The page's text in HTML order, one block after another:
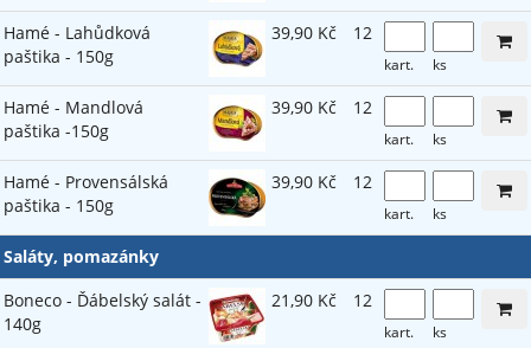
Hamé - Lahůdková
paštika - 150g
39,90 Kč 12
kart. ks
Hamé - Mandlová
paštika -150g
39,90 Kč 12
kart. ks
Hamé - Provensálská
paštika - 150g
39,90 Kč 12
kart. ks
Saláty, pomazánky
Boneco - Ďábelský salát -
140g
21,90 Kč 12
kart. ks